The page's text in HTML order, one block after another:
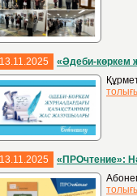
13.11.2025
«Әдеби-көркем
13.11.2025
«ПРОчтение»: